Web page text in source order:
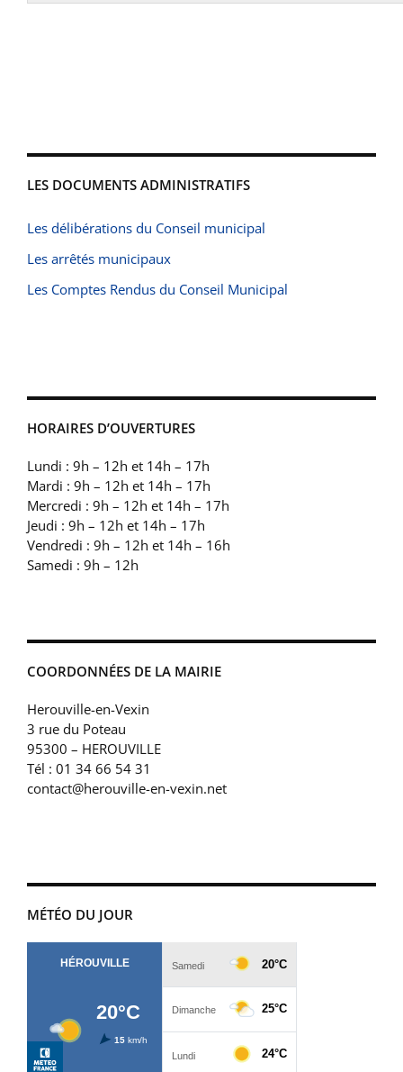
LES DOCUMENTS ADMINISTRATIFS
Les délibérations du Conseil municipal
Les arrêtés municipaux
Les Comptes Rendus du Conseil Municipal
HORAIRES D’OUVERTURES
Lundi : 9h – 12h et 14h – 17h
Mardi : 9h – 12h et 14h – 17h
Mercredi : 9h – 12h et 14h – 17h
Jeudi : 9h – 12h et 14h – 17h
Vendredi : 9h – 12h et 14h – 16h
Samedi : 9h – 12h
COORDONNÉES DE LA MAIRIE
Herouville-en-Vexin
3 rue du Poteau
95300 – HEROUVILLE
Tél : 01 34 66 54 31
contact@herouville-en-vexin.net
MÉTÉO DU JOUR